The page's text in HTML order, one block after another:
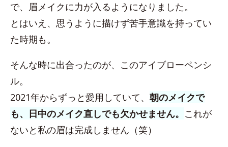
で、眉メイクに力が入るようになりました。
とはいえ、思うように描けず苦手意識を持ってい
た時期も。
そんな時に出合ったのが、このアイブローペンシ
ル。
2021年からずっと愛用していて、 朝のメイクで
も、日中のメイク直しでも欠かせません。 これが
ないと私の眉は完成しません（笑）